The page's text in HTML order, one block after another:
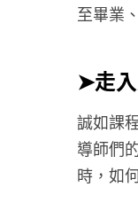
至畢業
➤走
誠如課
導師們
時，如